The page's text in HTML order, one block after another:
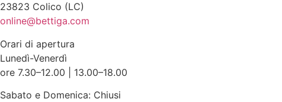
23823 Colico (LC)
online@bettiga.com
Orari di apertura
Lunedì-Venerdì
ore 7.30–12.00 | 13.00–18.00
Sabato e Domenica: Chiusi